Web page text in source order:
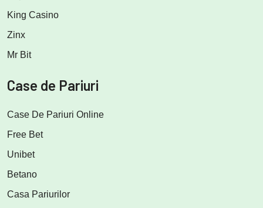
King Casino
Zinx
Mr Bit
Case de Pariuri
Case De Pariuri Online
Free Bet
Unibet
Betano
Casa Pariurilor